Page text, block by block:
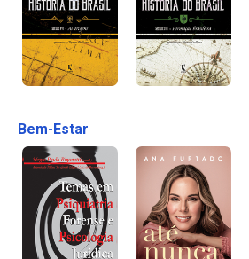
Bem-Estar